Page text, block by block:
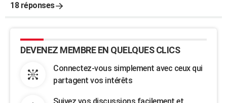
18 réponses
DEVENEZ MEMBRE EN QUELQUES CLICS
Connectez-vous simplement avec ceux qui
partagent vos intérêts